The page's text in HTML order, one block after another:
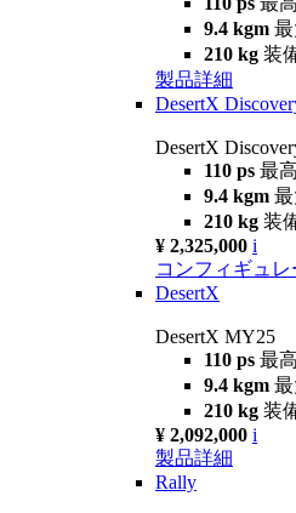
9.4 kgm
210 kg 装
製品詳細
DesertX
DesertX
110 ps 最
9.4 kgm
210 kg 装
¥ 2,325,000 i
コンフィギュレ
DesertX
DesertX MY25
110 ps 最
9.4 kgm
210 kg 装
¥ 2,092,000 i
製品詳細
Rally